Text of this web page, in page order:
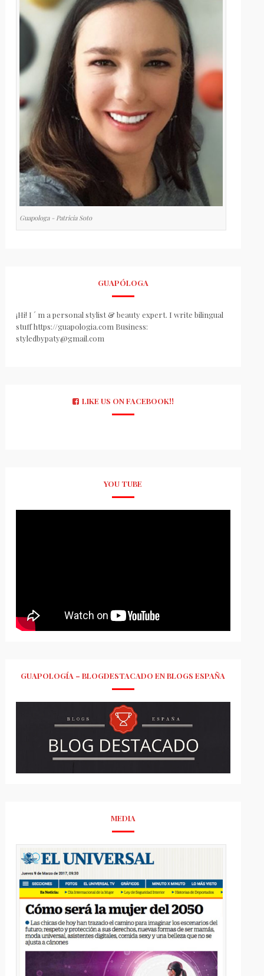
Guapologa - Patricia Soto
GUAPÓLOGA
¡Hi! I ´ m a personal stylist & beauty expert. I write bilingual
stuff https://guapologia.com Business:
styledbypaty@gmail.com
LIKE US ON FACEBOOK!!
YOU TUBE
GUAPOLOGÍA – BLOGDESTACADO EN BLOGS ESPAÑA
MEDIA